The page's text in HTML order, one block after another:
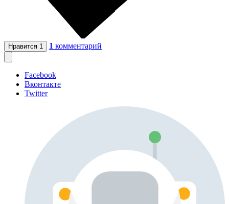
Нравится 1 1 комментарий
Facebook
Вконтакте
Twitter